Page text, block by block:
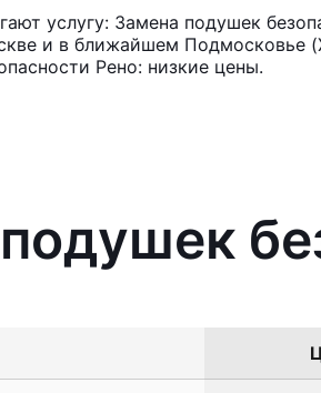
услугу: Замена подушек
и в ближайшем Подмосковье
Рено: низкие цены.